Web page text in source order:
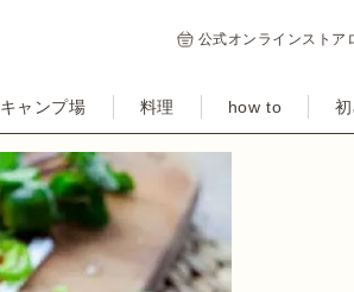
公式オンラインストア
キャンプ場 料理 how to